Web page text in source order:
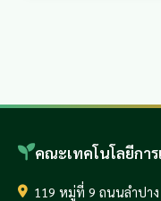
คณะเทคโนโลยีกา
119 หมู่ที่ 9 ถนนลำปา